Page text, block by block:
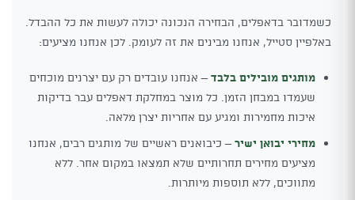
כשמדובר בדאפלים, הבחירה הנכונה יכולה לעשות את כל ההבדל.
באלפיין סטייל, אנחנו מבינים את זה לעומק. לכן אנחנו מציעים:
מותגים מובילים בלבד– אנחנו עובדים רק עם יצרנים מוכחים
שעמדו במבחן הזמן. כל מוצר במחלקת דאפלים עבר בדיקות
איכות מחמירות ומגיע עם אחריות יצרן מלאה.
מחירי יבואן ישיר– כיבואנים ראשיים של מותגים רבים, אנחנו
מציעים מחירים תחרותיים שלא תמצאו במקום אחר. ללא
מתווכים, ללא תוספות מיותרות.